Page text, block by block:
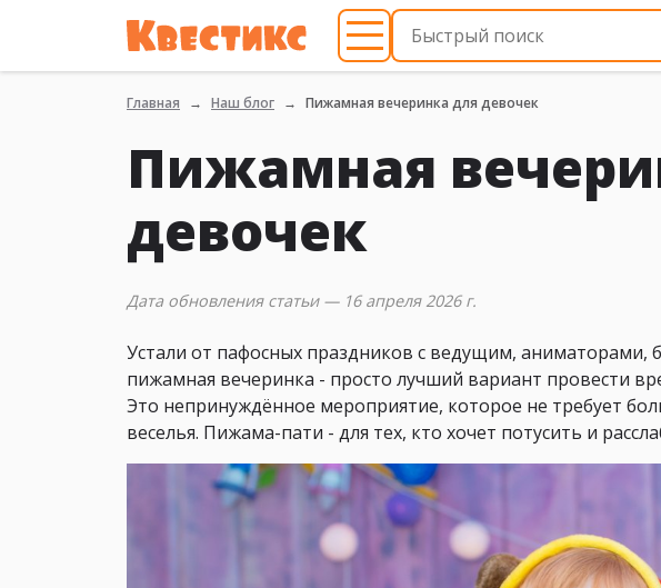
Главная Наш блог Пижамная вечеринка для девочек
Пижамная
девочек
Дата обновления статьи — 16 апреля 2026 г.
Устали от пафосных праздников с ведущим, аниматорами,
пижамная вечеринка - просто лучший вариант провести
Это непринуждённое мероприятие, которое не требует
веселья. Пижама-пати - для тех, кто хочет потусить и